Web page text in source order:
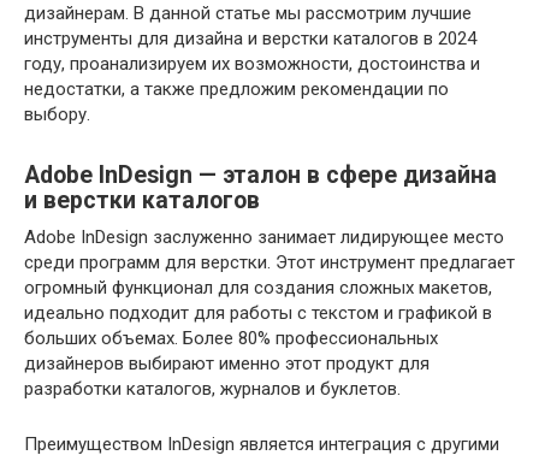
дизайнерам. В данной статье мы рассмотрим лучшие
инструменты для дизайна и верстки каталогов в 2024
году, проанализируем их возможности, достоинства и
недостатки, а также предложим рекомендации по
выбору.
Adobe InDesign — эталон в сфере дизайна
и верстки каталогов
Adobe InDesign заслуженно занимает лидирующее место
среди программ для верстки. Этот инструмент предлагает
огромный функционал для создания сложных макетов,
идеально подходит для работы с текстом и графикой в
больших объемах. Более 80% профессиональных
дизайнеров выбирают именно этот продукт для
разработки каталогов, журналов и буклетов.
Преимуществом InDesign является интеграция с другими